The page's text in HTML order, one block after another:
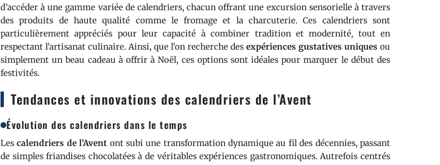
d’accéder à une gamme variée de calendriers, chacun offrant une excursion sensorielle à travers
des produits de haute qualité comme le fromage et la charcuterie. Ces calendriers sont
particulièrement appréciés pour leur capacité à combiner tradition et modernité, tout en
respectant l’artisanat culinaire. Ainsi, que l’on recherche des expériences gustatives uniques ou
simplement un beau cadeau à offrir à Noël, ces options sont idéales pour marquer le début des
festivités.
Tendances et innovations des calendriers de l’Avent
Évolution des calendriers dans le temps
Lescalendriers de l’Avent ont subi une transformation dynamique au fil des décennies, passant
de simples friandises chocolatées à de véritables expériences gastronomiques. Autrefois centrés